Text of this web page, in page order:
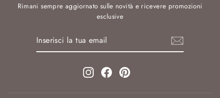
Rimani sempre aggiornato sulle novità e ricevere promozioni
esclusive
InstagramFacebookPinterest